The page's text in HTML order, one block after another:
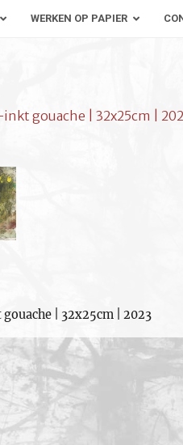
WERKEN OP PAPIER
gouache | 32x25cm |
| 32x25cm | 2023